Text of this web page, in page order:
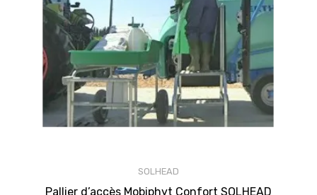
SOLHEAD
Pallier d’accès Mobiphyt Confort SOLHEAD